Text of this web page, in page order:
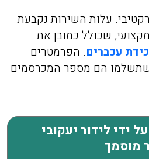
עלות השירות נקבעת
, שכולל כמובן את
עכברים. הפרמטרים
הם מספר המכרסמים
ידי לידור יעקובי
מוסמך